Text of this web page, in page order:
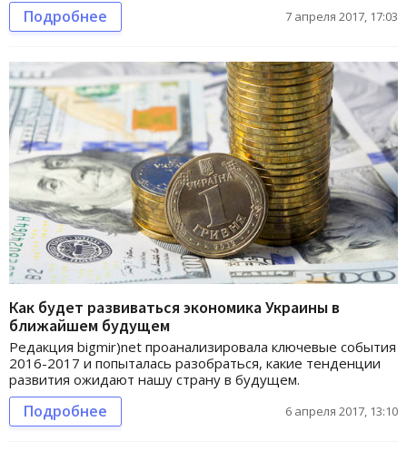
Подробнее 7 апреля 2017, 17:03
Как будет развиваться экономика Украины в
ближайшем будущем
Редакция bigmir)net проанализировала ключевые события
2016-2017 и попыталась разобраться, какие тенденции
развития ожидают нашу страну в будущем.
Подробнее 6 апреля 2017, 13:10